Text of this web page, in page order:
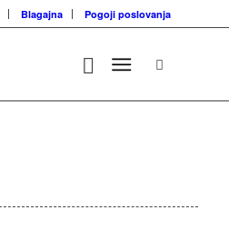
Blagajna Pogoji poslovanja